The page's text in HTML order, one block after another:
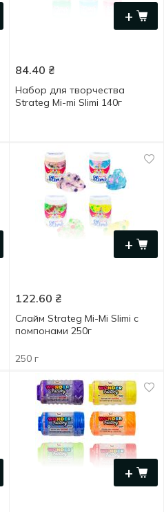
+
84.40 ₴
Набор для творчества
Strateg Mi-mi Slimi 140г
+
122.60 ₴
Слайм Strateg Mi-Mi Slimi с
помпонами 250г
250 г
+